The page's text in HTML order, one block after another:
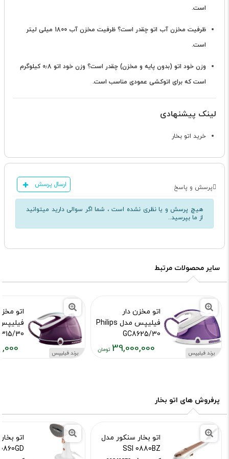
است.
ظرفیت مخزن آب اتو چقدر است؟
ظرفیت مخزن آب 1800 میلی لیتر
است.
وزن خود اتو (بدون پایه و مخزن) چقدر است؟
وزن خود اتو 0٫8 کیلوگرم
است که برای اتوکشی عمودی مناسب است.
لینک پیشنهادی
خرید اتو بخار
پرسش و پاسخ ارسال پرسش
هیچ پرسش و یا نظری نشده است ، شما اگر سوالی دارید میتوانید
از ما بپرسید..
سایر محصولات مرتبط
برند فیلیپس
اتو مخزن دار
فیلیپس مدل Philips
GC8625/30
کد محصول :11841402
39,000,000 برند فیلیپس
اتو
30
کد محصول
پرفروش های اتو بخار
اتو بخار سنکور مدل
SSI 0880BZ
اتو